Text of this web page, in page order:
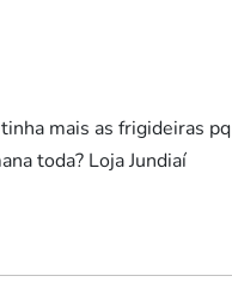
mais as frigideiras
toda? Loja Jundiaí